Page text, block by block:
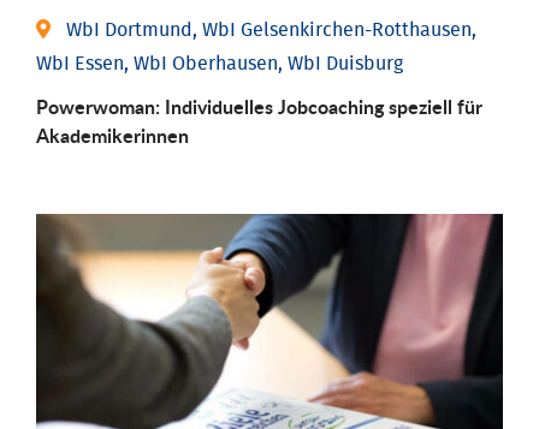
WbI Dortmund, WbI Gelsenkirchen-Rotthausen,
WbI Essen, WbI Oberhausen, WbI Duisburg
Powerwoman: Individu­elles Job­coaching speziell für
Aka­demiker­innen